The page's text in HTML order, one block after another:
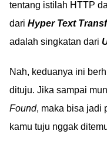
tentang istilah HTTP
dari Hyper Text
adalah singkatan dari
Nah, keduanya ini
dituju. Jika sampai
Found, maka bisa jadi
kamu tuju nggak